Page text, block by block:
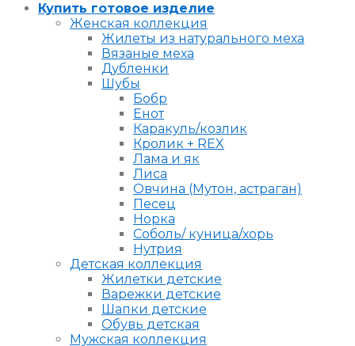
Купить готовое изделие
Женская коллекция
Жилеты из натурального меха
Вязаные меха
Дубленки
Шубы
Бобр
Енот
Каракуль/козлик
Кролик + REX
Лама и як
Лиса
Овчина (Мутон, астраган)
Песец
Норка
Соболь/ куница/хорь
Нутрия
Детская коллекция
Жилетки детские
Варежки детские
Шапки детские
Обувь детская
Мужская коллекция